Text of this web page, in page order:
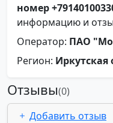
номер
информацию и
Оператор: ПАО
Регион: Иркутская
Отзывы(0)
Добавить отзыв